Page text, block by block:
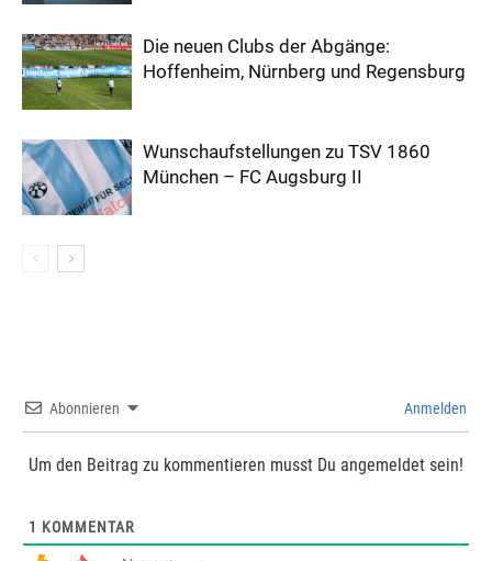
Die neuen Clubs der Abgänge:
Hoffenheim, Nürnberg und Regensburg
Wunschaufstellungen zu TSV 1860
München – FC Augsburg II
Abonnieren Anmelden
Um den Beitrag zu kommentieren musst Du angemeldet sein!
1 KOMMENTAR